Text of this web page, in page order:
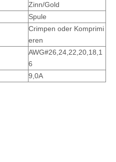
Zinn/Gold
Spule
Crimpen oder Komprimi
eren
AWG#26,24,22,20,18,1
6
9,0A